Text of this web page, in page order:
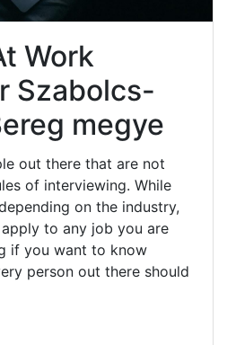
Work
Szabolcs-
megye
out there that are not
of interviewing. While
on the industry,
to any job you are
if you want to know
person out there should